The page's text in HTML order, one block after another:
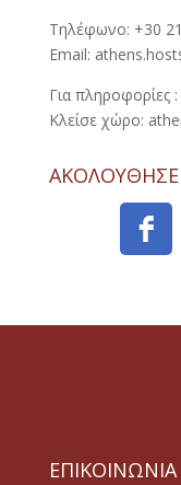
Τηλέφωνο: +30
Email:
Για πληροφορίες
Κλείσε χώρο:
ΕΠΙΚΟΙΝΩΝΙΑ